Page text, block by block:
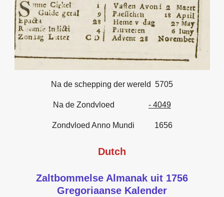
Na de schepping der wereld 5705
Na de Zondvloed - 4049
Zondvloed Anno Mundi 1656
Dutch
Zaltbommelse Almanak uit 1756
Gregoriaanse Kalender